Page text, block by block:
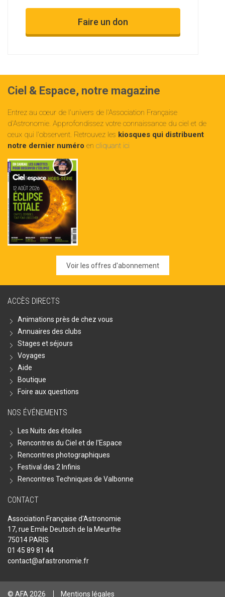
Faire un don
Ciel & Espace, notre magazine
Entrez au cœur de l'univers de l'Association Française
d'Astronomie. Approfondissez votre connaissance du ciel et de
ceux qui l'observent. Retrouvez les kiosques qui distribuent
notre dernier numéro en cliquant ici
Voir les offres d'abonnement
ACCÈS DIRECTS
Animations près de chez vous
Annuaires des clubs
Stages et séjours
Voyages
Aide
Boutique
Foire aux questions
NOS ÉVÉNEMENTS
Les Nuits des étoiles
Rencontres du Ciel et de l'Espace
Rencontres photographiques
Festival des 2 Infinis
Rencontres Techniques de Valbonne
CONTACT
Association Française d'Astronomie
17, rue Emile Deutsch de la Meurthe
75014 PARIS
01 45 89 81 44
contact@afastronomie.fr
© AFA 2026 Mentions légales